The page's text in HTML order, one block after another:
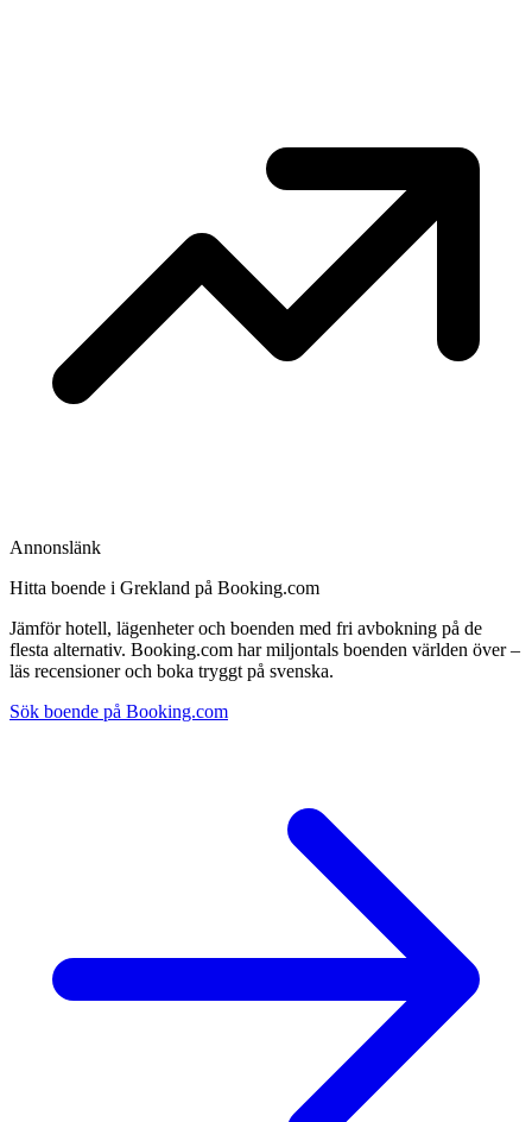
Annonslänk
Hitta boende i Grekland på Booking.com
Jämför hotell, lägenheter och boenden med fri avbokning på de
flesta alternativ. Booking.com har miljontals boenden världen över –
läs recensioner och boka tryggt på svenska.
Sök boende på Booking.com